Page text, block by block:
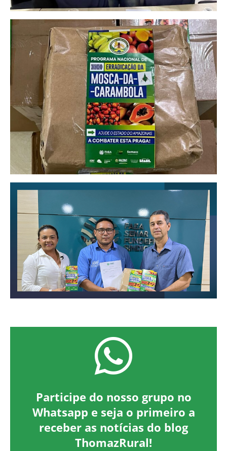
Participe do nosso grupo no
Whatsapp e seja o primeiro a
receber as notícias do blog
ThomazRural!